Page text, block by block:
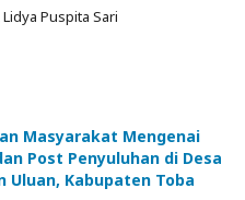
Puspita Sari
Masyarakat Mengenai
Post Penyuluhan di Desa
Uluan, Kabupaten Toba